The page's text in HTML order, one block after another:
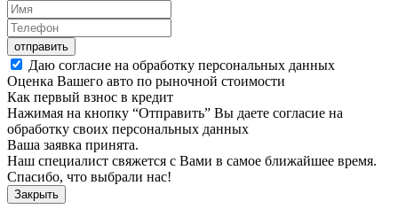
отправить
Даю согласие на обработку персональных данных
Оценка Вашего авто по рыночной стоимости
Как первый взнос в кредит
Нажимая на кнопку “Отправить” Вы даете согласие на
обработку своих персональных данных
Ваша заявка принята.
Наш специалист свяжется с Вами в самое ближайшее время.
Спасибо, что выбрали нас!
Закрыть